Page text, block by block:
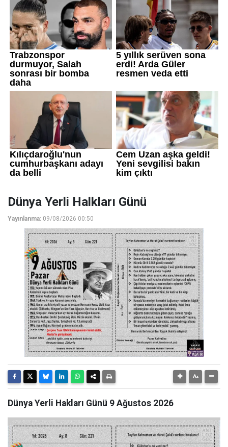
Dünya Yerli Halkları Günü
Yayınlanma: 09/08/2026 00:50
Dünya Yerli Hakları Günü 9 Ağustos 2026